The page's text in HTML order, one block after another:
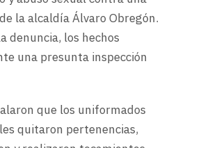
la alcaldía Álvaro Obregón.
denuncia, los hechos
una presunta inspección
que los uniformados
quitaron pertenencias,